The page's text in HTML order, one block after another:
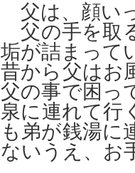
父は、顔い
父の手を取
垢が詰まって
昔から父はお
父の事で困っ
泉に連れて行
も弟が銭湯に
ないうえ、お